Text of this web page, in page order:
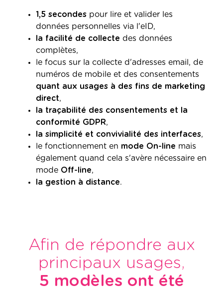
1,5 secondes pour lire et valider les
données personnelles via l'eID,
la facilité de collecte des données
complètes,
le focus sur la collecte d'adresses email, de
numéros de mobile et des consentements
quant aux usages à des fins de marketing
direct,
la traçabilité des consentements et la
conformité GDPR,
la simplicité et convivialité des interfaces,
le fonctionnement en mode On-line mais
également quand cela s'avère nécessaire en
mode Off-line,
la gestion à distance.
Afin de répondre aux
principaux usages,
5 modèles ont été